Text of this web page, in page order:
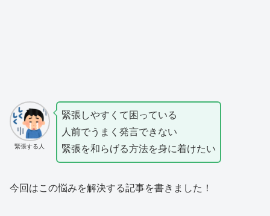
緊張する人
緊張しやすくて困っている
人前でうまく発言できない
緊張を和らげる方法を身に着けたい
今回はこの悩みを解決する記事を書きました！